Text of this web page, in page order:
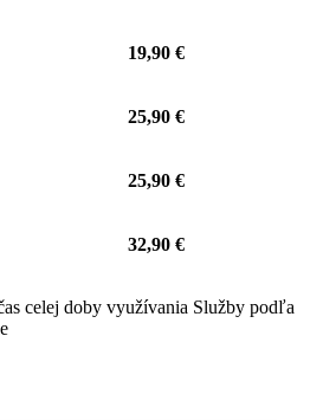
19,90 €
25,90 €
25,90 €
32,90 €
celej doby využívania Služby podľa